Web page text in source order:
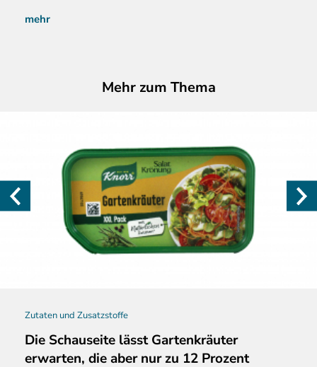
mehr
Mehr zum Thema
Zutaten und Zusatzstoffe
Die Schauseite lässt Gartenkräuter
erwarten, die aber nur zu 12 Prozent